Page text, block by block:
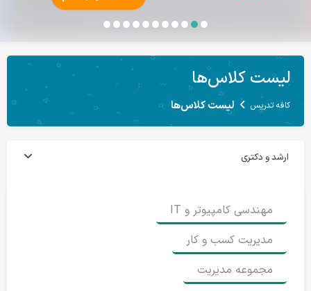
لیست کلاس‌ها
کافه تدریس لیست کلاس‌ها
ارشد و دکتری
مهندسی کامپیوتر و IT
مدیریت کسب و کار
مجموعه مدیریت